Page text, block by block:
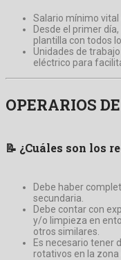
Salario mínimo
Desde el primer
plantilla con todos
Unidades de
eléctrico para
OPERARIOS
📝 ¿Cuáles son los
Debe haber
secundaria.
Debe contar con
y/o limpieza en
otros similares.
Es necesario tener
rotativos en la zona